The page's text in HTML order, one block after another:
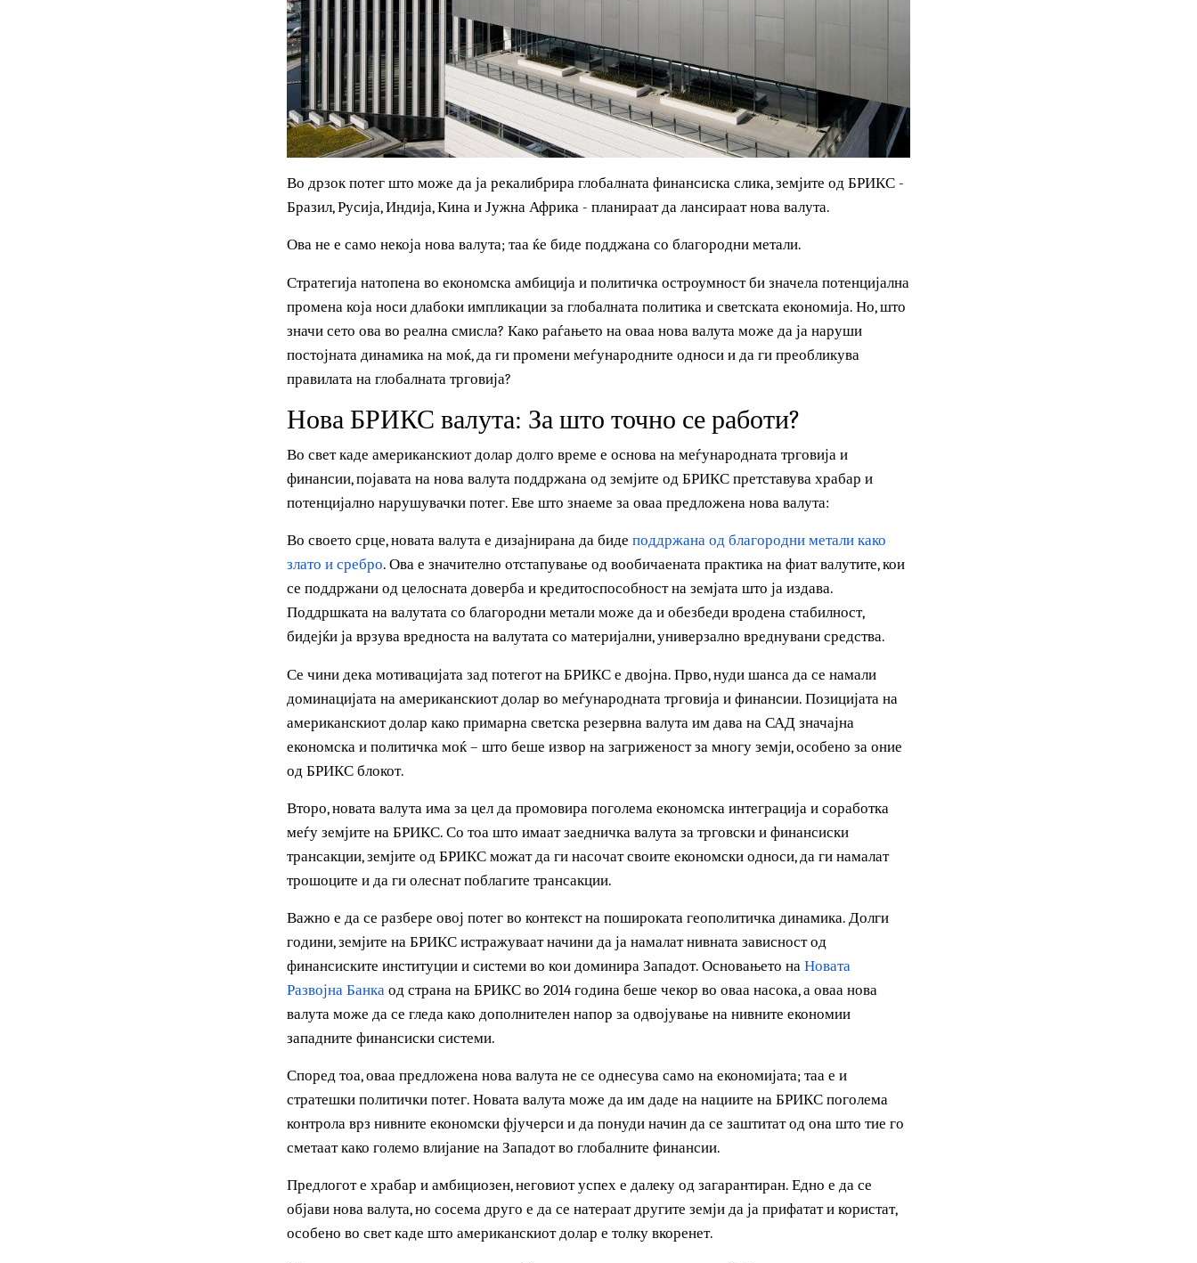
Во дрзок потег што може да ја рекалибрира глобалната финансиска слика, земјите од БРИКС -
Бразил, Русија, Индија, Кина и Јужна Африка - планираат да лансираат нова валута.
Ова не е само некоја нова валута; таа ќе биде подджана со благородни метали.
Стратегија натопена во економска амбиција и политичка остроумност би значела потенцијална
промена која носи длабоки импликации за глобалната политика и светската економија. Но, што
значи сето ова во реална смисла? Како раѓањето на оваа нова валута може да ја наруши
правилата на глобалната трговија?
Нова БРИКС валута: За што точно се работи?
Во свет каде американскиот долар долго време е основа на меѓународната трговија и
потенцијално нарушувачки потег. Еве што знаеме за оваа предложена нова валута:
Во своето срце, новата валута е дизајнирана да бидеподдржана од благородни метали како
злато и сребро. Ова е значително отстапување од вообичаената практика на фиат валутите, кои
се поддржани од целосната доверба и кредитоспособност на земјата што ја издава.
Поддршката на валутата со благородни метали може да и обезбеди вродена стабилност,
бидејќи ја врзува вредноста на валутата со материјални, универзално вреднувани средства.
Се чини дека мотивацијата зад потегот на БРИКС е двојна. Прво, нуди шанса да се намали
доминацијата на американскиот долар во меѓународната трговија и финансии. Позицијата на
американскиот долар како примарна светска резервна валута им дава на САД значајна
економска и политичка моќ – што беше извор на загриженост за многу земји, особено за оние
од БРИКС блокот.
Второ, новата валута има за цел да промовира поголема економска интеграција и соработка
трансакции, земјите од БРИКС можат да ги насочат своите економски односи, да ги намалат
трошоците и да ги олеснат поблагите трансакции.
Важно е да се разбере овој потег во контекст на пошироката геополитичка динамика. Долги
години, земјите на БРИКС истражуваат начини да ја намалат нивната зависност од
финансиските институции и системи во кои доминира Западот. Основањето на
валута може да се гледа како дополнителен напор за одвојување на нивните економии
западните финансиски системи.
Според тоа, оваа предложена нова валута не се однесува само на економијата; таа е и
стратешки политички потег. Новата валута може да им даде на нациите на БРИКС поголема
контрола врз нивните економски фјучерси и да понуди начин да се заштитат од она што тие го
сметаат како големо влијание на Западот во глобалните финансии.